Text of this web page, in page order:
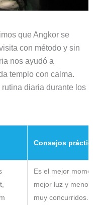
que Angkor se
con método y sin
nos ayudó a
templo con calma.
rutina diaria durante los
Consejos prácticos
Es el mejor
mejor luz y menos
muy concurridos.